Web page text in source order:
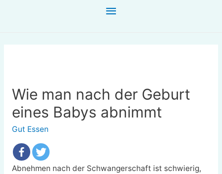
Hauptmenü
Wie man nach der Geburt
eines Babys abnimmt
Gut Essen
Abnehmen nach der Schwangerschaft ist schwierig,